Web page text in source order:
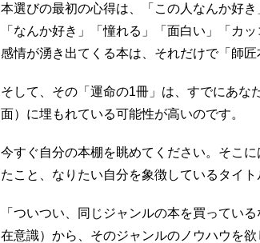
本選びの最初の心得は、「この人なんか好
「なんか好き」「憧れる」「面白い」「カ
感情が湧き出てくる本は、それだけで「師匠
そして、その「運命の1冊」は、すでにあな
面）に埋もれている可能性が高いのです。
今すぐ自分の本棚を眺めてください。そこ
たこと、なりたい自分を象徴しているタイト
「ついつい、同じジャンルの本を買ってい
在意識）から、そのジャンルのノウハウを欲